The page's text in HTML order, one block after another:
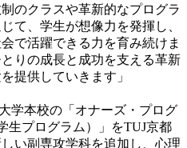
のクラスや革新的なプログラ
て、学生が想像力を発揮し、
で活躍できる力を育み続けま
りの成長と成功を支える革新
提供していきます」
学本校の「オナーズ・プログ
生プログラム）」をTUJ京都
い副専攻学科を追加し、心理